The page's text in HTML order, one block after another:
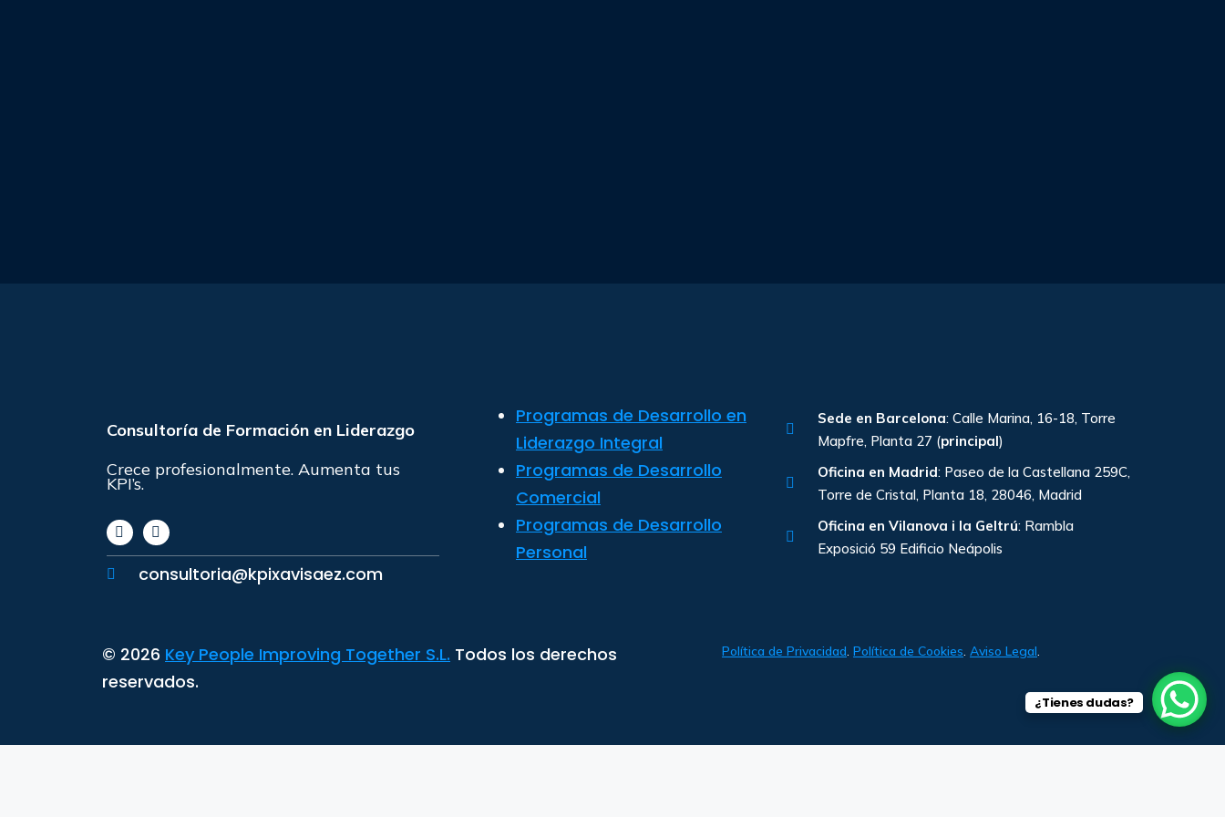
Consultoría de Formación en Liderazgo
Crece profesionalmente. Aumenta tus
KPI’s.
consultoria@kpixavisaez.com
Programas de Desarrollo en
Liderazgo Integral
Programas de Desarrollo
Comercial
Programas de Desarrollo
Personal
Sede en Barcelona: Calle Marina, 16-18, Torre
Mapfre, Planta 27 (principal)
Oficina en Madrid: Paseo de la Castellana 259C,
Torre de Cristal, Planta 18, 28046, Madrid
Oficina en Vilanova i la Geltrú: Rambla
Exposició 59 Edificio Neápolis
© 2026 Key People Improving Together S.L. Todos los derechos
reservados.
Política de Privacidad. Política de Cookies. Aviso Legal.
¿Tienes dudas?